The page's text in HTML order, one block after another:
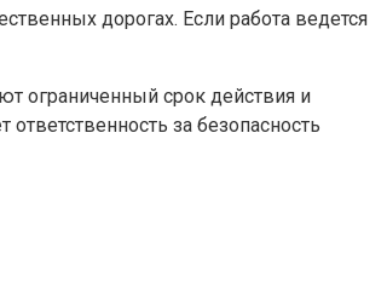
дорогах. Если работа ведется
ограниченный срок действия и
за безопасность